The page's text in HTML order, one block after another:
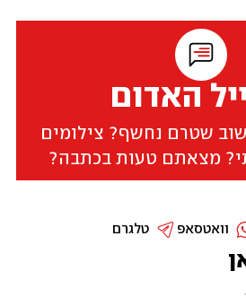
האדום
שטרם נחשף? צילומים
מצאתם טעות בכתבה?
טלגרם וואטסאפ